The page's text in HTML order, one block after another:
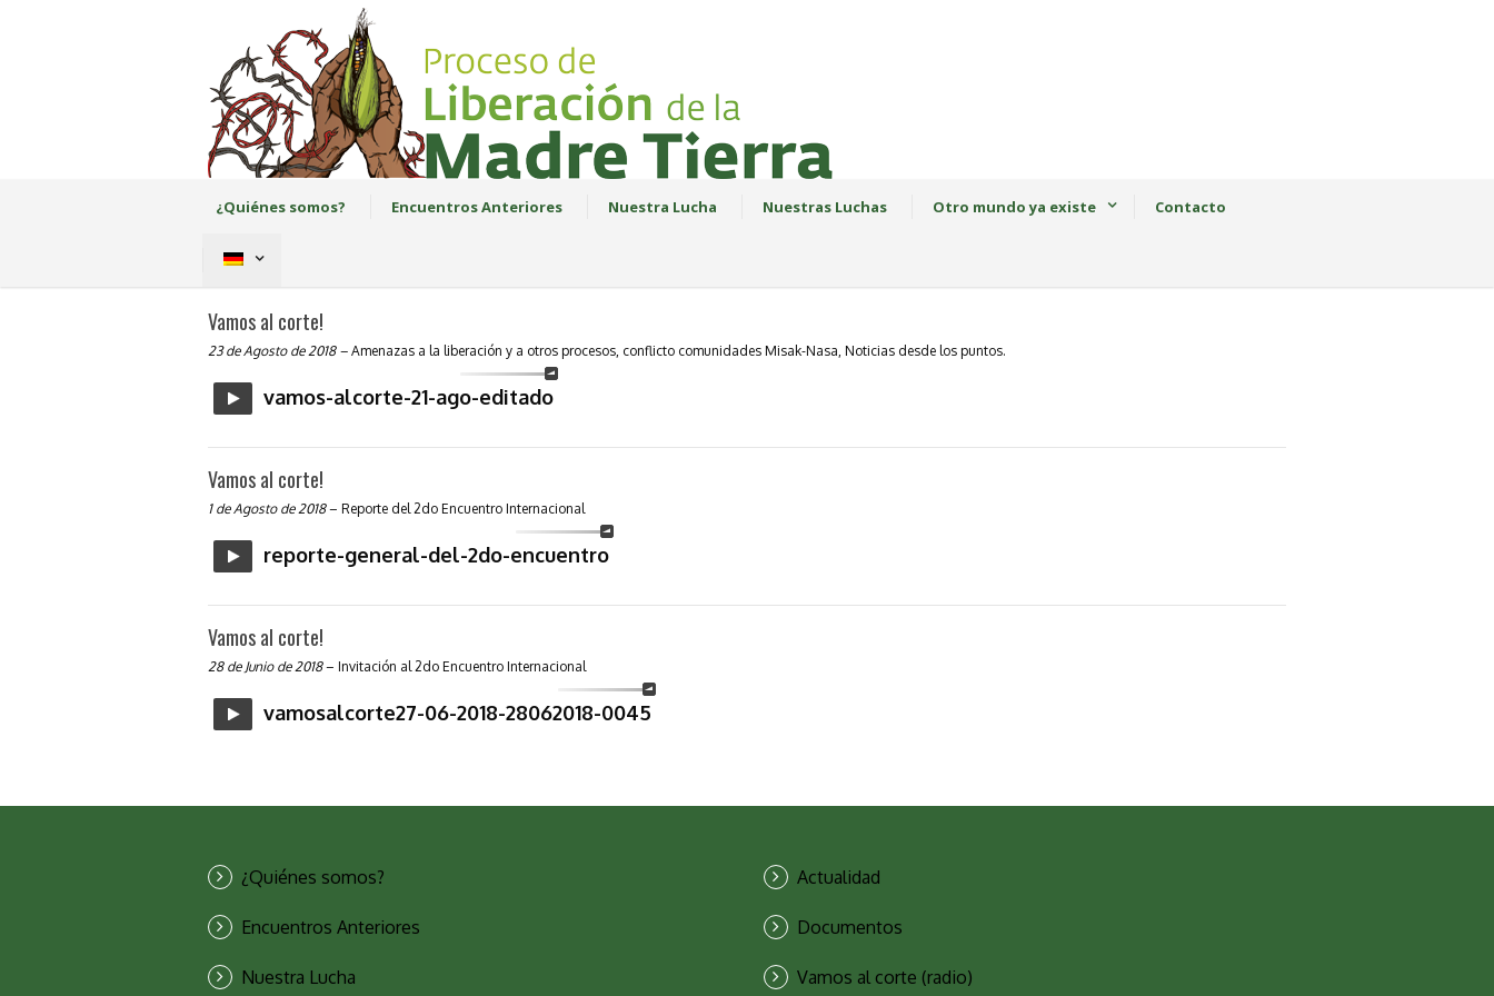
¿Quiénes somos? Encuentros Anteriores Nuestra Lucha Nuestras Luchas Otro mundo ya existe Contacto
Vamos al corte!
23 de Agosto de 2018 – Amenazas a la liberación y a otros procesos, conflicto comunidades Misak-Nasa, Noticias desde los puntos.
vamos-alcorte-21-ago-editado
Vamos al corte!
1 de Agosto de 2018– Reporte del 2do Encuentro Internacional
reporte-general-del-2do-encuentro
Vamos al corte!
28 de Junio de 2018– Invitación al 2do Encuentro Internacional
vamosalcorte27-06-2018-28062018-0045
¿Quiénes somos?
Encuentros Anteriores
Nuestra Lucha
Actualidad
Documentos
Vamos al corte (radio)